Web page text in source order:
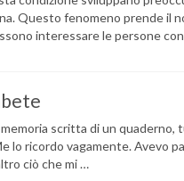
Questo fenomeno prende il
interessare le persone
scritta di un quaderno,
lo ricordo vagamente. Avevo
ciò che mi …